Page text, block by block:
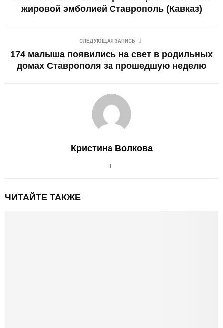
жировой эмболией Ставрополь (Кавказ)
СЛЕДУЮЩАЯ ЗАПИСЬ
174 малыша появились на свет в родильных
домах Ставрополя за прошедшую неделю
Кристина Волкова
ЧИТАЙТЕ ТАКЖЕ